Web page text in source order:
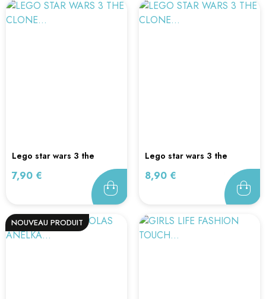
lego star wars 3 the
Prix
7,90 €
lego star wars 3 the
Prix
8,90 €
NOUVEAU PRODUIT